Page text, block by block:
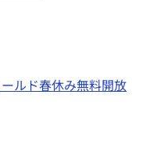
ルド春休み無料開放